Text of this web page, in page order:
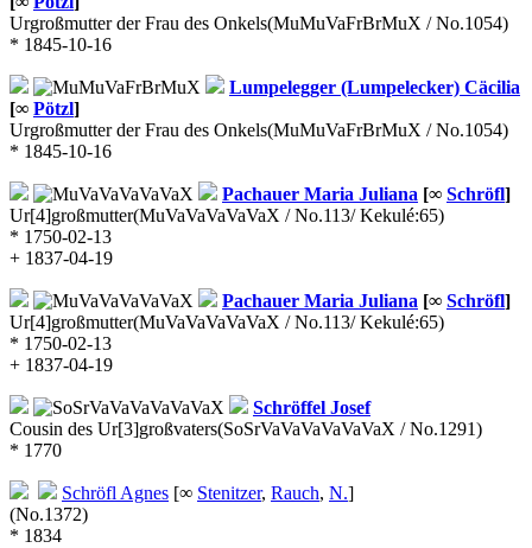
Urgroßmutter der Frau des Onkels(MuMuVaFrBrMuX / No.1054)
* 1845-10-16
Lumpelegger (Lumpelecker) Cäcilia
[∞ Pötzl]
Urgroßmutter der Frau des Onkels(MuMuVaFrBrMuX / No.1054)
* 1845-10-16
Pachauer Maria Juliana [∞ Schröfl]
Ur[4]großmutter(MuVaVaVaVaVaX / No.113/ Kekulé:65)
* 1750-02-13
+ 1837-04-19
Pachauer Maria Juliana [∞ Schröfl]
Ur[4]großmutter(MuVaVaVaVaVaX / No.113/ Kekulé:65)
* 1750-02-13
+ 1837-04-19
Schröffel Josef
Cousin des Ur[3]großvaters(SoSrVaVaVaVaVaVaX / No.1291)
* 1770
Schröfl Agnes [∞ Stenitzer, Rauch, N.]
(No.1372)
* 1834